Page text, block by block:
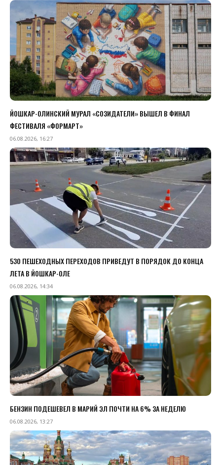
ЙОШКАР-ОЛИНСКИЙ МУРАЛ «СОЗИДАТЕЛИ» ВЫШЕЛ В ФИНАЛ
ФЕСТИВАЛЯ «ФОРМАРТ»
06.08.2026, 16:27
530 ПЕШЕХОДНЫХ ПЕРЕХОДОВ ПРИВЕДУТ В ПОРЯДОК ДО КОНЦА
ЛЕТА В ЙОШКАР-ОЛЕ
06.08.2026, 14:34
БЕНЗИН ПОДЕШЕВЕЛ В МАРИЙ ЭЛ ПОЧТИ НА 6% ЗА НЕДЕЛЮ
06.08.2026, 13:27